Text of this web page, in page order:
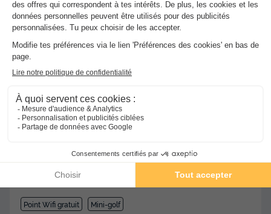
Camping des Bains★★★
Saint Honore Les Bains ]0, 1[ (36,6 m de Crux la Ville) |
Avis TripAdvisor
Avis clients
Point Wifi gratuit Mini-golf